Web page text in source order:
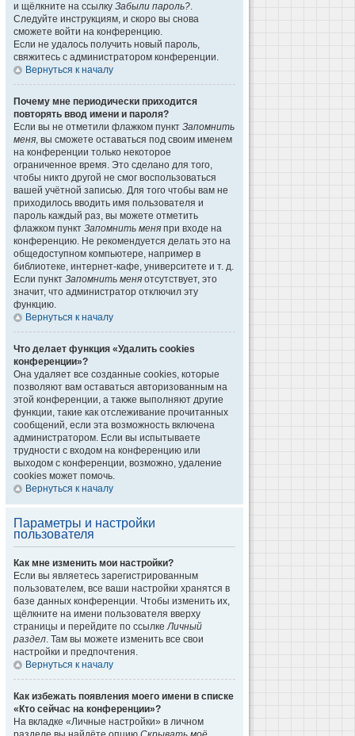
и щёлкните на ссылку Забыли пароль?.
Следуйте инструкциям, и скоро вы снова
сможете войти на конференцию.
Если не удалось получить новый пароль,
свяжитесь с администратором конференции.
Вернуться к началу
Почему мне периодически приходится
повторять ввод имени и пароля?
Если вы не отметили флажком пункт Запомнить
меня, вы сможете оставаться под своим именем
на конференции только некоторое
ограниченное время. Это сделано для того,
чтобы никто другой не смог воспользоваться
вашей учётной записью. Для того чтобы вам не
приходилось вводить имя пользователя и
пароль каждый раз, вы можете отметить
флажком пункт Запомнить меня при входе на
конференцию. Не рекомендуется делать это на
общедоступном компьютере, например в
библиотеке, интернет-кафе, университете и т. д.
Если пункт Запомнить меня отсутствует, это
значит, что администратор отключил эту
функцию.
Вернуться к началу
Что делает функция «Удалить cookies
конференции»?
Она удаляет все созданные cookies, которые
позволяют вам оставаться авторизованным на
этой конференции, а также выполняют другие
функции, такие как отслеживание прочитанных
сообщений, если эта возможность включена
администратором. Если вы испытываете
трудности с входом на конференцию или
выходом с конференции, возможно, удаление
cookies может помочь.
Вернуться к началу
Параметры и настройки
пользователя
Как мне изменить мои настройки?
Если вы являетесь зарегистрированным
пользователем, все ваши настройки хранятся в
базе данных конференции. Чтобы изменить их,
щёлкните на имени пользователя вверху
страницы и перейдите по ссылкеЛичный
раздел. Там вы можете изменить все свои
настройки и предпочтения.
Вернуться к началу
Как избежать появления моего имени в списке
«Кто сейчас на конференции»?
На вкладке «Личные настройки» в личном